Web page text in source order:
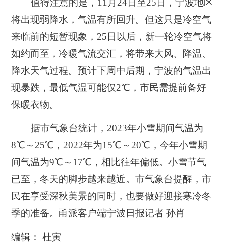
值得注意的是，11月24日至25日，宁波地区
将出现弱降水，气温有所回升。但这只是冷空气
来临前的短暂现象，25日以后，新一轮冷空气将
如约而至，冷暖气流交汇，将带来大风、降温、
降水天气过程。预计下周中后期，宁波的气温出
现暴跌，最低气温可能仅2℃，市民需提前备好
保暖衣物。
据市气象台统计，2023年小雪期间气温为
8℃～25℃，2022年为15℃～20℃，今年小雪期
间气温为9℃～17℃，相比往年偏低。小雪节气
已至，冬天的脚步越来越近。市气象台提醒，市
民在享受深秋美景的同时，也要做好迎接寒冷冬
季的准备。甬派客户端宁波日报记者 孙肖
编辑： 杜寅